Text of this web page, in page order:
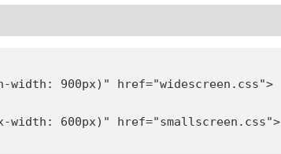
900px)" href="widescreen.css">
width: 600px)" href="smallscreen.css">